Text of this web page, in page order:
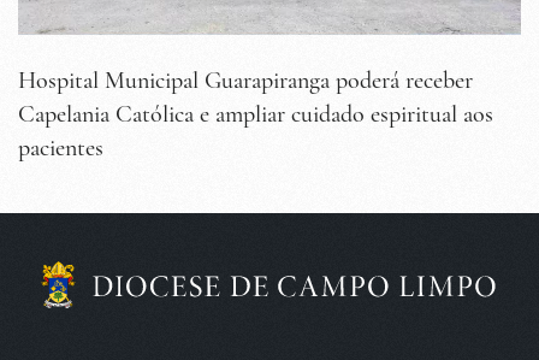
Hospital Municipal Guarapiranga poderá receber
Capelania Católica e ampliar cuidado espiritual aos
pacientes